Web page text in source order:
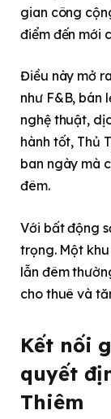
gian công
điểm đến mới
Điều này mở
như F&B, bán
nghệ thuật,
hành tốt, Thủ
ban ngày mà
đêm.
Với bất động
trọng. Một
lẫn đêm
cho thuê và
Kết nối
quyết
Thiêm